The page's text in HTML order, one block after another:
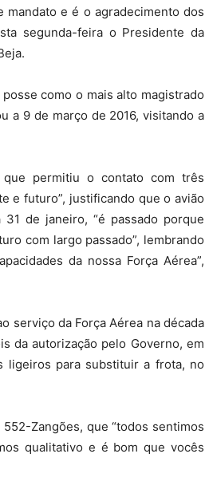
e é o agradecimento dos
segunda-feira o Presidente da
como o mais alto magistrado
a 9 de março de 2016, visitando a
permitiu o contato com três
e futuro”, justificando que o avião
de janeiro, “é passado porque
com largo passado”, lembrando
da nossa Força Aérea”,
serviço da Força Aérea na década
da autorização pelo Governo, em
ligeiros para substituir a frota, no
Zangões, que “todos sentimos
qualitativo e é bom que vocês